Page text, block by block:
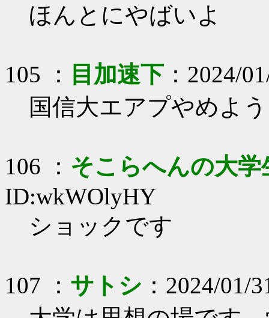
ほんとにやばいよ
105 ： 目加速下 ：2024/
国信大エアプやめよう
106 ： そこらへんの大学
ID:wkWOlyHY
ショックです
107 ： サトシ ：2024/01/